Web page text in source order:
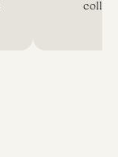
colle